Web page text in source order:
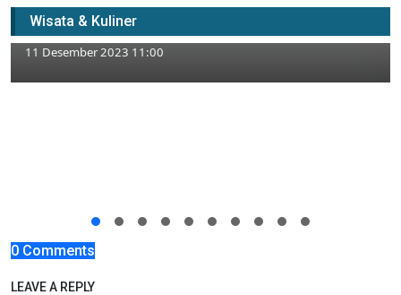
Wisata & Kuliner
Desa Tingkis Tuban dan Cerita Pejuang
Menangkis Kejaran Belanda
11 Desember 2023 11:00
0 Comments
LEAVE A REPLY